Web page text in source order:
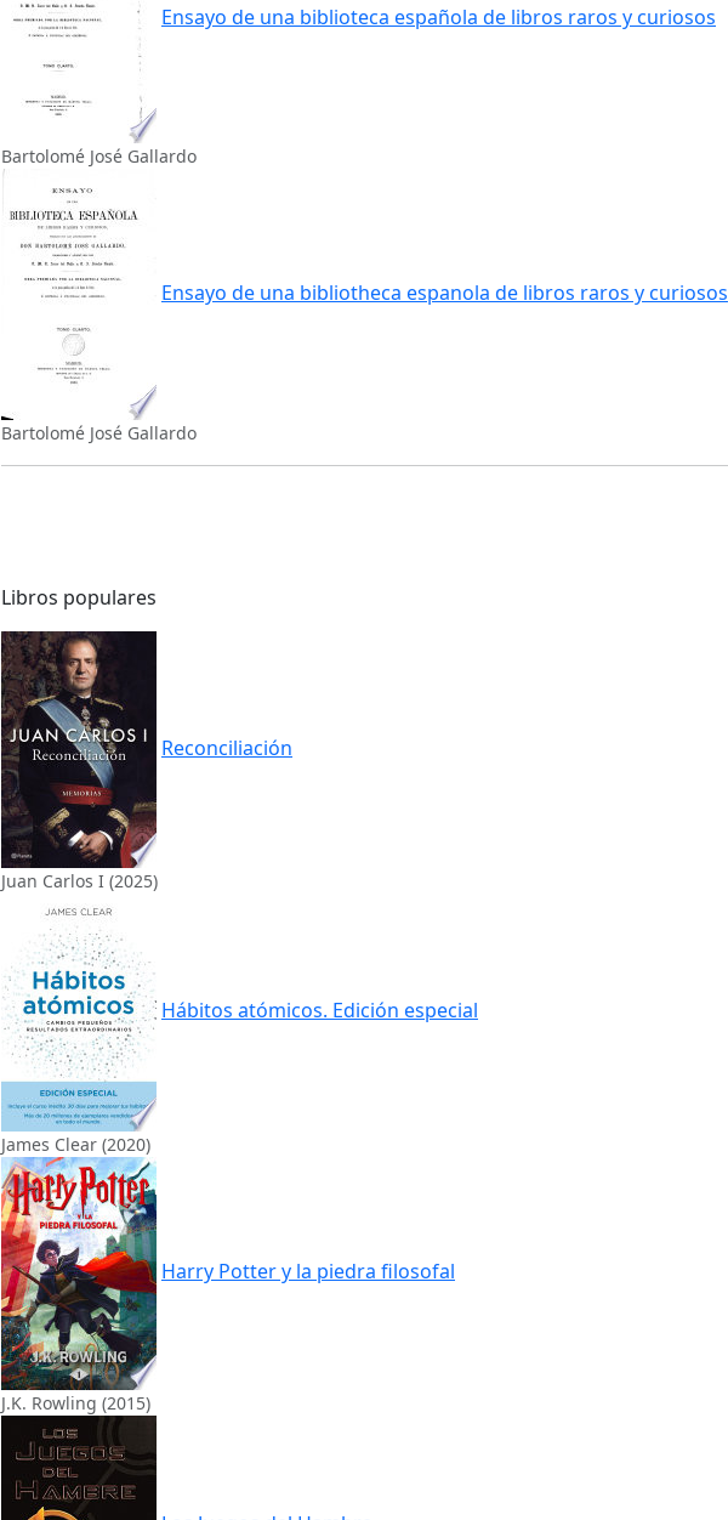
Ensayo de una biblioteca española de libros raros y curiosos
Bartolomé José Gallardo
Ensayo de una bibliotheca espanola de libros raros y curiosos
Bartolomé José Gallardo
Libros populares
Reconciliación
Juan Carlos I (2025)
Hábitos atómicos. Edición especial
James Clear (2020)
Harry Potter y la piedra filosofal
J.K. Rowling (2015)